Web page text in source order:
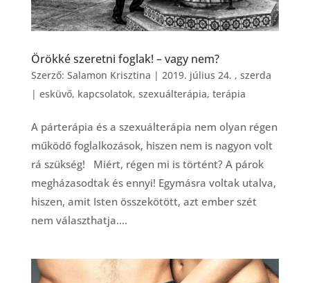
Örökké szeretni foglak! – vagy nem?
Szerző: Salamon Krisztina | 2019. július 24. , szerda
| esküvő, kapcsolatok, szexuálterápia, terápia
A párterápia és a szexuálterápia nem olyan régen
működő foglalkozások, hiszen nem is nagyon volt
rá szükség! Miért, régen mi is történt? A párok
megházasodtak és ennyi! Egymásra voltak utalva,
hiszen, amit Isten összekötött, azt ember szét
nem választhatja....